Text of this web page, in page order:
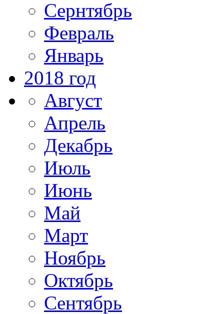
Сернтябрь
Февраль
Январь
2018 год
Август
Апрель
Декабрь
Июль
Июнь
Май
Март
Ноябрь
Октябрь
Сентябрь